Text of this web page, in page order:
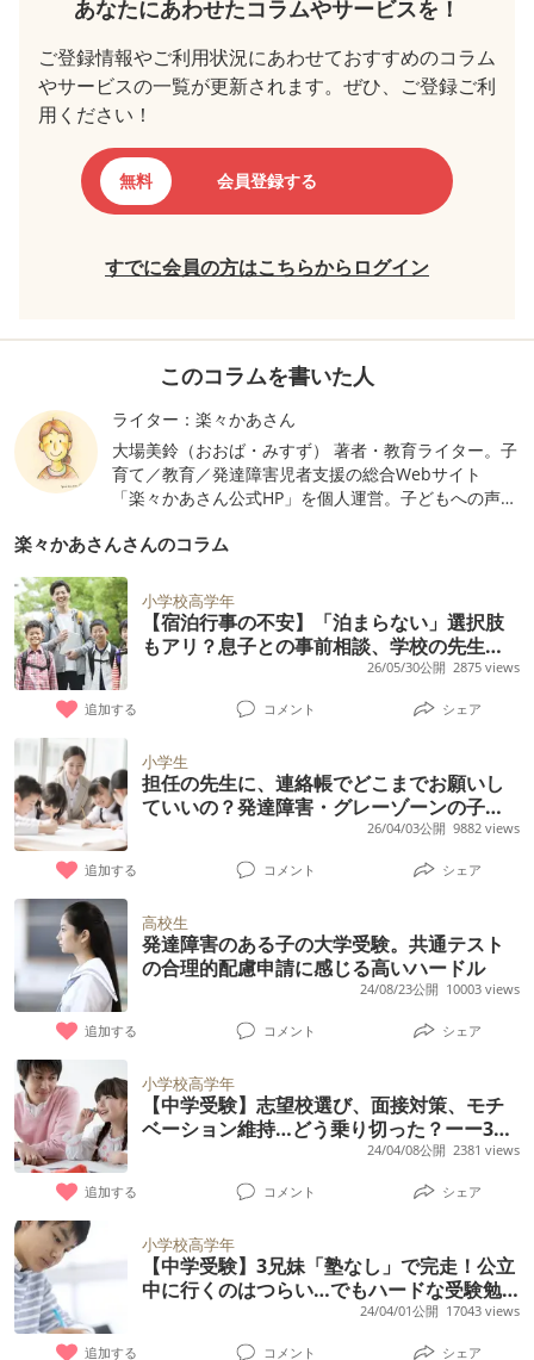
あなたにあわせたコラムやサービスを！
ご登録情報やご利用状況にあわせておすすめのコラム
やサービスの一覧が更新されます。ぜひ、ご登録ご利
用ください！
無料 会員登録する
すでに会員の方はこちらからログイン
このコラムを書いた人
ライター：楽々かあさん
大場美鈴（おおば・みすず） 著者・教育ライター。子
育て／教育／発達障害児者支援の総合Webサイト
「楽々かあさん公式HP」を個人運営。子どもへの声か
学校の橋渡しとなる情報発信と著述活動を続ける。 10
換』（あさ出版）、『担任の先生に伝わる！子どもが
ラクになる合理的配慮サポートブック』（合同出版）
など著書多数。支援ツール「声かけ変換表」作者。
楽々かあさんさんのコラム
小学校高学年
【宿泊行事の不安】「泊まらない」選択肢
もアリ？息子との事前相談、学校の先生と
26/05/30公開 2875 views
追加する コメント シェア
小学生
担任の先生に、連絡帳でどこまでお願いし
ていいの？発達障害・グレーゾーンの子の
26/04/03公開 9882 views
追加する コメント シェア
高校生
発達障害のある子の大学受験。共通テスト
の合理的配慮申請に感じる高いハードル
24/08/23公開 10003 views
追加する コメント シェア
小学校高学年
【中学受験】志望校選び、面接対策、モチ
ベーション維持…どう乗り切った？ーー3兄
24/04/08公開 2381 views
追加する コメント シェア
小学校高学年
【中学受験】3兄妹「塾なし」で完走！公立
中に行くのはつらい…でもハードな受験勉
強はちょっと…なわが家のスケジュール大
24/04/01公開 17043 views
追加する コメント シェア